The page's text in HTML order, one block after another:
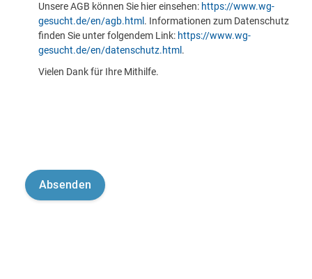
Unsere AGB können Sie hier einsehen: https://www.wg-
gesucht.de/en/agb.html . Informationen zum Datenschutz
finden Sie unter folgendem Link: https://www.wg-
gesucht.de/en/datenschutz.html .
Vielen Dank für Ihre Mithilfe.